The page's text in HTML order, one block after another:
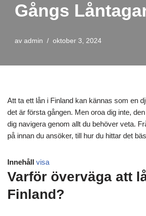
Gångs
av admin oktober 3, 2024
Att ta ett lån i Finland kan kännas som en
det är första gången. Men oroa dig inte,
dig navigera genom allt du behöver veta.
på innan du ansöker, till hur du hittar det
Innehåll visa
Varför överväga att
Finland?